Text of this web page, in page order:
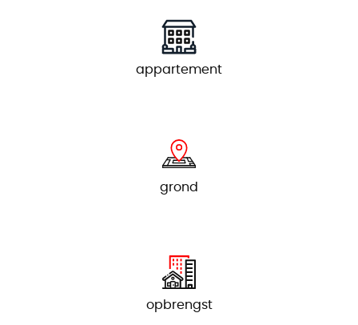
appartement
grond
opbrengst